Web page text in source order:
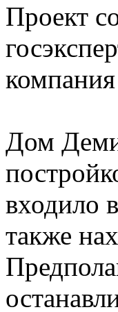
Проект
Дом
входило
также